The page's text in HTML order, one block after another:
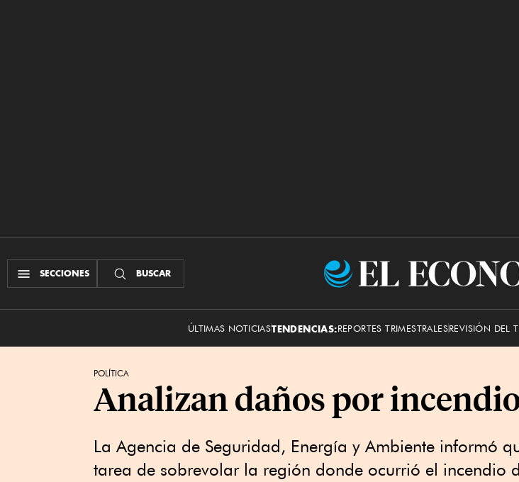
SECCIONES BUSCAR
El
ÚLTIMAS NOTICIASTENDENCIAS:REPORTES TRIMESTRALESREVISIÓN DEL
POLÍTICA
Analizan daños por
La Agencia de Seguridad, Energía y Ambiente informó
tarea de sobrevolar la región donde ocurrió el incendio